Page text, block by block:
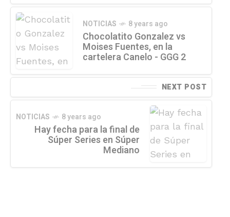
NOTICIAS 8 years ago
Chocolatito Gonzalez vs
Moises Fuentes, en la
cartelera Canelo - GGG 2
NEXT POST
NOTICIAS 8 years ago
Hay fecha para la final de
Súper Series en Súper
Mediano